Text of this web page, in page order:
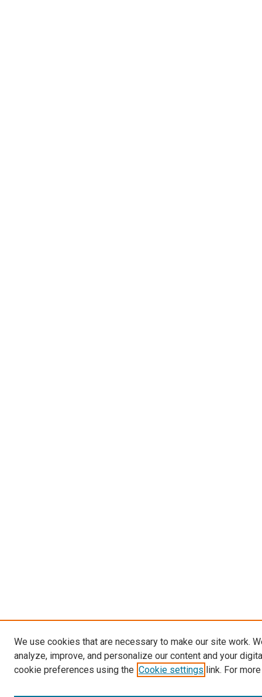
We use cookies that are necessary to make our site work.
analyze, improve, and personalize our content and your
cookie preferences using the Cookie settings link. For